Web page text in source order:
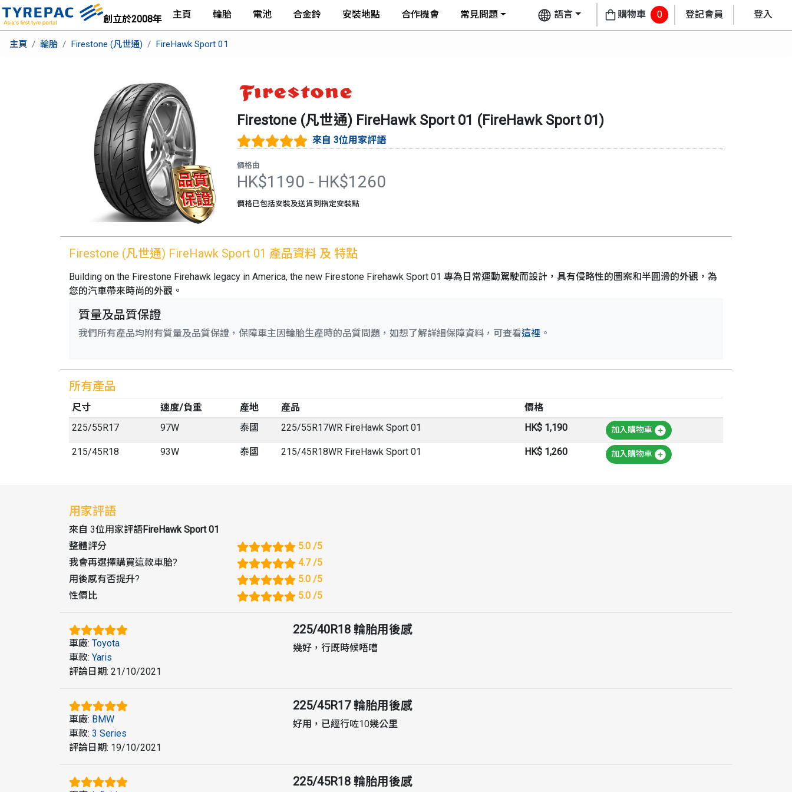
創立於2008年 主頁 輪胎 電池 合金鈴 安裝地點 合作機會 常見問題 語言 購物車 0 登記會員 登入
主頁 輪胎 Firestone (凡世通) FireHawk Sport 01
Firestone (凡世通) FireHawk Sport 01 (FireHawk Sport 01)
來自 3位用家評語
價格由
HK$1190 - HK$1260
價格已包括安裝及送貨到指定安裝點
Firestone (凡世通) FireHawk Sport 01 產品資料 及 特點
Building on the Firestone Firehawk legacy in America, the new Firestone Firehawk Sport 01 專為日常運動駕駛而設計，具有侵略性的圖案和半圓滑的外觀，為
您的汽車帶來時尚的外觀。
質量及品質保證
我們所有產品均附有質量及品質保證，保障車主因輪胎生產時的品質問題，如想了解詳細保障資料，可查看這裡 。
所有產品
尺寸 速度/負重 產地 產品
價格
225/55R17 97W 泰國 225/55R17WR FireHawk Sport 01 HK$ 1,190 加入購物車
215/45R18 93W 泰國 215/45R18WR FireHawk Sport 01 HK$ 1,260 加入購物車
用家評語
來自 3位用家評語FireHawk Sport 01
整體評分
5.0 /5
我會再選擇購買這款車胎? 4.7/5
用後感有否提升? 5.0 /5
性價比
5.0 /5
車廠: Toyota
車款: Yaris
評論日期: 21/10/2021
225/40R18 輪胎用後感
幾好，行既時候唔嘈
車廠: BMW
車款: 3 Series
評論日期: 19/10/2021
225/45R17 輪胎用後感
好用，已經行咗10幾公里
225/45R18 輪胎用後感